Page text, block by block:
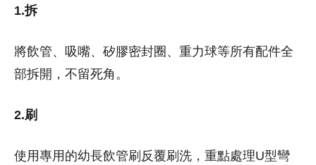
1.拆
將飲管、吸嘴、矽膠密封圈、重力球等所有配件全
部拆開，不留死角。
2.刷
使用專用的幼長飲管刷反覆刷洗，重點處理U型彎